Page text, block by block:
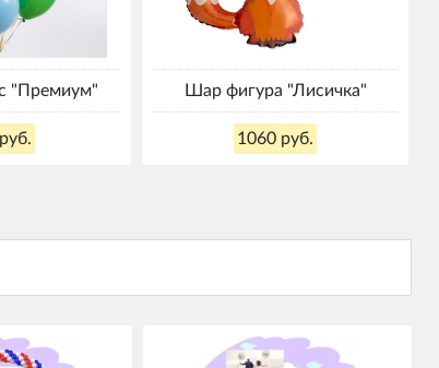
"Премиум" Шар фигура "Лисичка"
1060 руб.